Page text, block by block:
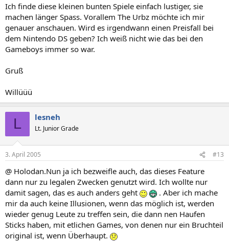
Ich finde diese kleinen bunten Spiele einfach lustiger, sie
machen länger Spass. Vorallem The Urbz möchte ich mir
genauer anschauen. Wird es irgendwann einen Preisfall bei
dem Nintendo DS geben? Ich weiß nicht wie das bei den
Gameboys immer so war.
Gruß
Willüüü
L lesneh
Lt. Junior Grade
3. April 2005 #13
@ Holodan.Nun ja ich bezweifle auch, das dieses Feature
dann nur zu legalen Zwecken genutzt wird. Ich wollte nur
damit sagen, das es auch anders geht
. Aber ich mache
mir da auch keine Illusionen, wenn das möglich ist, werden
wieder genug Leute zu treffen sein, die dann nen Haufen
Sticks haben, mit etlichen Games, von denen nur ein Bruchteil
original ist, wenn Überhaupt.